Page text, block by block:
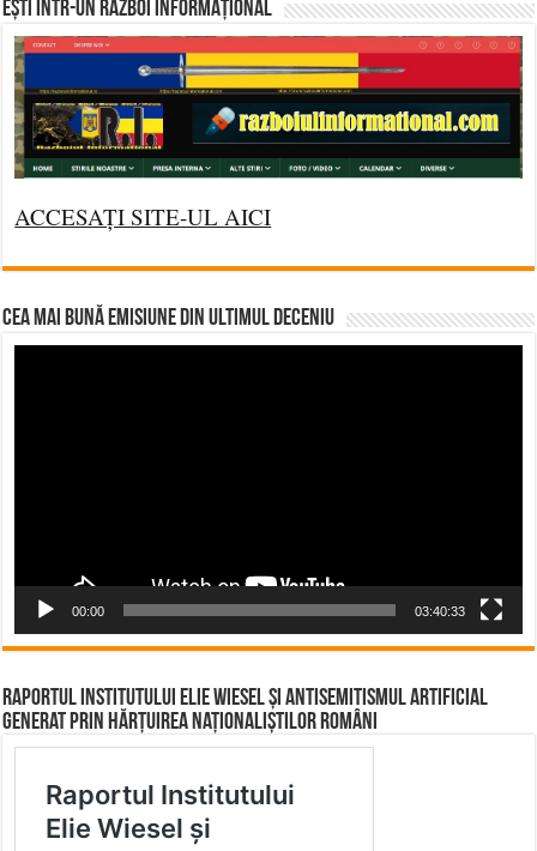
Ești într-un RĂZBOI INFORMAȚIONAL
ACCESAȚI SITE-UL AICI
CEA MAI BUNĂ EMISIUNE DIN ULTIMUL DECENIU
00:00 03:40:33
Raportul Institutului Elie Wiesel și Antisemitismul Artificial
Generat prin Hărțuirea Naționaliștilor Români